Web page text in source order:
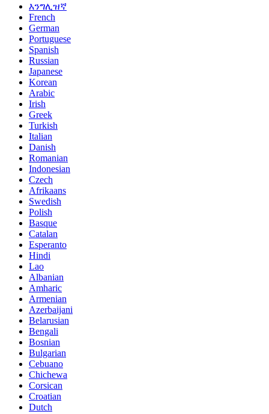
እንግሊዝኛ
French
German
Portuguese
Spanish
Russian
Japanese
Korean
Arabic
Irish
Greek
Turkish
Italian
Danish
Romanian
Indonesian
Czech
Afrikaans
Swedish
Polish
Basque
Catalan
Esperanto
Hindi
Lao
Albanian
Amharic
Armenian
Azerbaijani
Belarusian
Bengali
Bosnian
Bulgarian
Cebuano
Chichewa
Corsican
Croatian
Dutch